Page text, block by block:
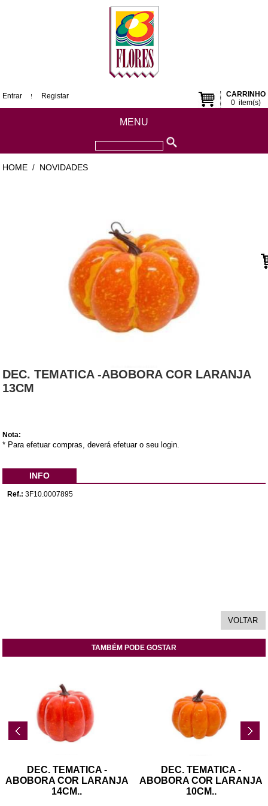
CARRINHO
0item(s)
Entrar Registar
MENU
HOME / NOVIDADES
DEC. TEMATICA -ABOBORA COR LARANJA
13CM
Nota:
* Para efetuar compras, deverá efetuar o seu login.
INFO
Ref.: 3F10.0007895
TAMBÉM PODE GOSTAR
DEC. TEMATICA -
ABOBORA COR LARANJA
14CM..
DEC. TEMATICA -
ABOBORA COR LARANJA
10CM..